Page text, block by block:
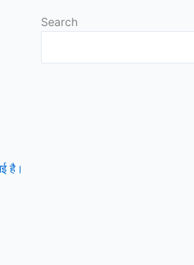
है।
Search